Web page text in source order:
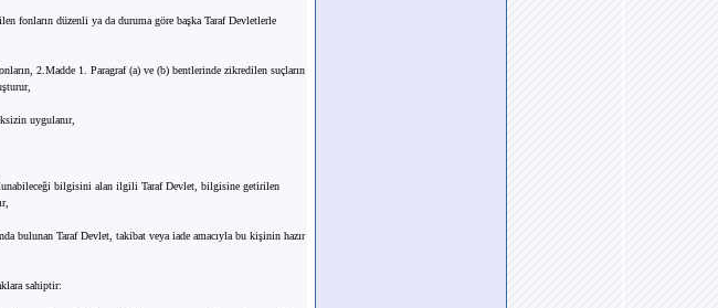
fonların düzenli ya da duruma göre başka Taraf Devletlerle
2.Madde 1. Paragraf (a) ve (b) bentlerinde zikredilen suçların
uygulanır,
bilgisini alan ilgili Taraf Devlet, bilgisine getirilen
bulunan Taraf Devlet, takibat veya iade amacıyla bu kişinin hazır
sahiptir: